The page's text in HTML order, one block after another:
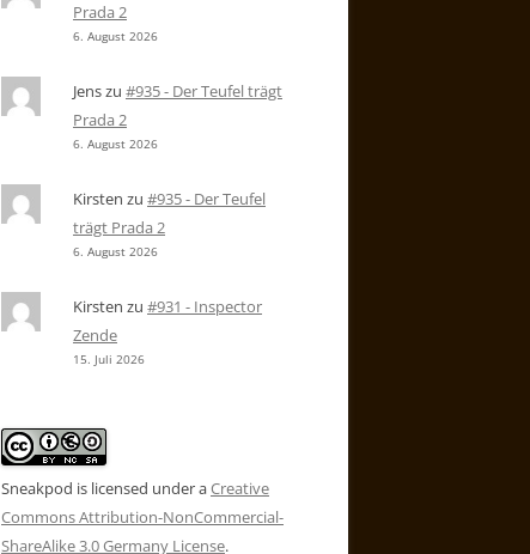
Prada 2
6. August 2026
Jenszu #935 - Der Teufel trägt
Prada 2
6. August 2026
Kirsten zu #935 - Der Teufel
trägt Prada 2
6. August 2026
Kirsten zu #931 - Inspector
Zende
15. Juli 2026
Sneakpod is licensed under aCreative
Commons Attribution-NonCommercial-
ShareAlike 3.0 Germany License.